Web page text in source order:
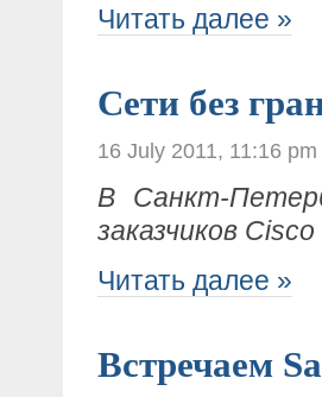
Читать далее »
Сети без
16 July 2011, 11:16 pm
В Санкт-
заказчиков Cisco
Читать далее »
Встречаем